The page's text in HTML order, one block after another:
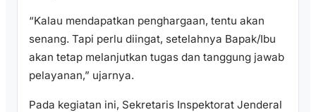
“Kalau mendapatkan penghargaan, tentu akan
senang. Tapi perlu diingat, setelahnya Bapak/Ibu
akan tetap melanjutkan tugas dan tanggung jawab
pelayanan,” ujarnya.
Pada kegiatan ini, Sekretaris Inspektorat Jenderal